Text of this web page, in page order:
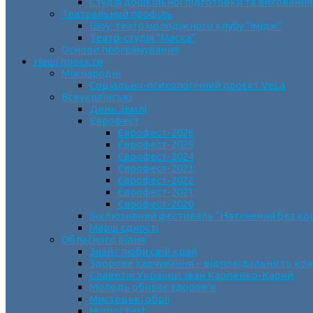
Театральний профіль
Шоу-театр молодіжного клубу “Імідж”
Театр-студія “Маска”
Основи програмування
Наші проєкти
Міжнародні
Соціально-психологічний проєкт VeLa
Всеукраїнські
День Землі
Єврофест
Єврофест-2026
Єврофест-2025
Єврофест-2024
Єврофест-2023
Єврофест-2022
Єврофест-2021
Єврофест-2020
Інклюзивний фестиваль “Натхнення без
Марш єдності
Обласного рівня
Знай і люби свій край
Здорове харчування – відповідальність
Славетні Українці. Іван Карпенко-Карий
Молодь обирає здоров’я
Мистецькі обрії
Humor Fest